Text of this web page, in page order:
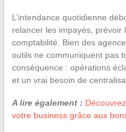
L’intendance quotidienne
relancer les impayés, prévoir
comptabilité. Bien des
outils ne communiquent pas
conséquence : opérations
et un vrai besoin de
A lire également :
votre business grâce aux